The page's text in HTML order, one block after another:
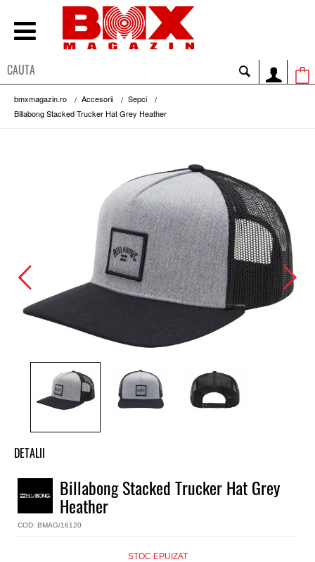
bmxmagazin.ro Accesorii
Sepci
Billabong Stacked Trucker Hat Grey Heather
DETALII
Sapca baieti trucker Billabong
Model
Stacked Trucker Hat
Culoare
Billabong Stacked Trucker Hat Grey
Heather
COD: BMAG/16120
STOC EPUIZAT